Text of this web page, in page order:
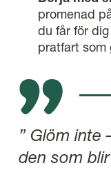
promenad
du får för
pratfart som
” Glöm inte
den som